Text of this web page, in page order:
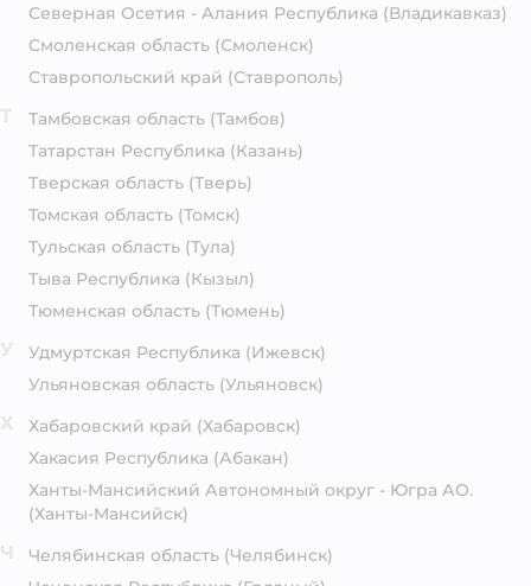
Северная Осетия - Алания Республика (Владикавказ)
Смоленская область (Смоленск)
Ставропольский край (Ставрополь)
Тамбовская область (Тамбов)
Татарстан Республика (Казань)
Тверская область (Тверь)
Томская область (Томск)
Тульская область (Тула)
Тыва Республика (Кызыл)
Тюменская область (Тюмень)
Удмуртская Республика (Ижевск)
Ульяновская область (Ульяновск)
Хабаровский край (Хабаровск)
Хакасия Республика (Абакан)
Ханты-Мансийский Автономный округ - Югра АО.
(Ханты-Мансийск)
Челябинская область (Челябинск)